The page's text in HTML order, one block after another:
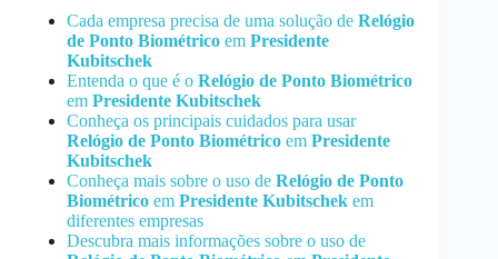
Cada empresa precisa de uma solução de Relógio
de Ponto Biométrico em Presidente
Kubitschek
Entenda o que é o Relógio de Ponto Biométrico
em Presidente Kubitschek
Conheça os principais cuidados para usar
Relógio de Ponto Biométrico em Presidente
Kubitschek
Conheça mais sobre o uso de Relógio de Ponto
Biométrico em Presidente Kubitschek em
diferentes empresas
Descubra mais informações sobre o uso de